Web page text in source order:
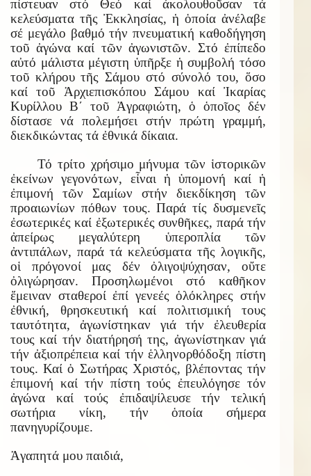
πίστευαν στό Θεό καί ἀκολουθοῦσαν τά
κελεύσματα τῆς Ἐκκλησίας, ἡ ὁποία ἀνέλαβε
σέ μεγάλο βαθμό τήν πνευματική καθοδήγηση
τοῦ ἀγώνα καί τῶν ἀγωνιστῶν. Στό ἐπίπεδο
αὐτό μάλιστα μέγιστη ὑπῆρξε ἡ συμβολή τόσο
τοῦ κλήρου τῆς Σάμου στό σύνολό του, ὅσο
καί τοῦ Ἀρχιεπισκόπου Σάμου καί Ἰκαρίας
Κυρίλλου Β΄ τοῦ Ἀγραφιώτη, ὁ ὁποῖος δέν
δίστασε νά πολεμήσει στήν πρώτη γραμμή,
διεκδικώντας τά ἐθνικά δίκαια.
Τό τρίτο χρήσιμο μήνυμα τῶν ἱστορικῶν
ἐκείνων γεγονότων, εἶναι ἡ ὑπομονή καί ἡ
ἐπιμονή τῶν Σαμίων στήν διεκδίκηση τῶν
προαιωνίων πόθων τους. Παρά τίς δυσμενεῖς
ἐσωτερικές καί ἐξωτερικές συνθῆκες, παρά τήν
ἀπείρως μεγαλύτερη ὑπεροπλία τῶν
ἀντιπάλων, παρά τά κελεύσματα τῆς λογικῆς,
οἱ πρόγονοί μας δέν ὀλιγοψύχησαν, οὔτε
ὀλιγώρησαν. Προσηλωμένοι στό καθῆκον
ἔμειναν σταθεροί ἐπί γενεές ὁλόκληρες στήν
ἐθνική, θρησκευτική καί πολιτισμική τους
ταυτότητα, ἀγωνίστηκαν γιά τήν ἐλευθερία
τους καί τήν διατήρησή της, ἀγωνίστηκαν γιά
τήν ἀξιοπρέπεια καί τήν ἑλληνορθόδοξη πίστη
τους. Καί ὁ Σωτήρας Χριστός, βλέποντας τήν
ἐπιμονή καί τήν πίστη τούς ἐπευλόγησε τόν
ἀγώνα καί τούς ἐπιδαψίλευσε τήν τελική
σωτήρια νίκη, τήν ὁποία σήμερα
πανηγυρίζουμε.
Ἀγαπητά μου παιδιά,